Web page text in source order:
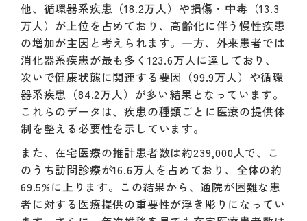
他、循環器系疾患（18.2万人）や損傷・中毒（13.3
万人）が上位を占めており、高齢化に伴う慢性疾患
の増加が主因と考えられます。一方、外来患者では
消化器系疾患が最も多く123.6万人に達しており、
次いで健康状態に関連する要因（99.9万人）や循環
器系疾患（84.2万人）が多い結果となっています。
これらのデータは、疾患の種類ごとに医療の提供体
制を整える必要性を示しています。
また、在宅医療の推計患者数は約239,000人で、こ
のうち訪問診療が16.6万人を占めており、全体の約
69.5%に上ります。この結果から、通院が困難な患
者に対する医療提供の重要性が浮き彫りになってい